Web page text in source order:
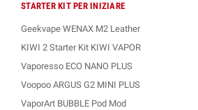
STARTER KIT PER INIZIARE
Geekvape WENAX M2 Leather
KIWI 2 Starter Kit KIWI VAPOR
Vaporesso ECO NANO PLUS
Voopoo ARGUS G2 MINI PLUS
VaporArt BUBBLE Pod Mod